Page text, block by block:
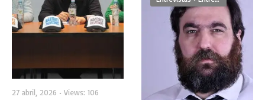
27 abril, 2026 • Views: 106